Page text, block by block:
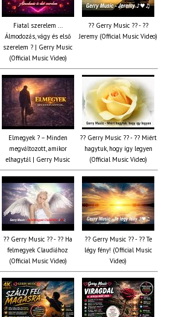
Fiatal szerelem ...
Álmodozás, vágy és első
szerelem ? | Gerry Music
(Official Music Video)
?? Gerry Music ?? - ??
Jeremy (Official Music Video)
Elmegyek ? – Minden
megváltozott, amikor
elhagytál | Gerry Music
?? Gerry Music ?? - ?? Miért
hagytuk, hogy így legyen
(Official Music Video)
?? Gerry Music ?? - ?? Ha
felmegyek Claudiához
(Official Music Video)
?? Gerry Music ?? - ?? Te
légy fény! (Official Music
Video)